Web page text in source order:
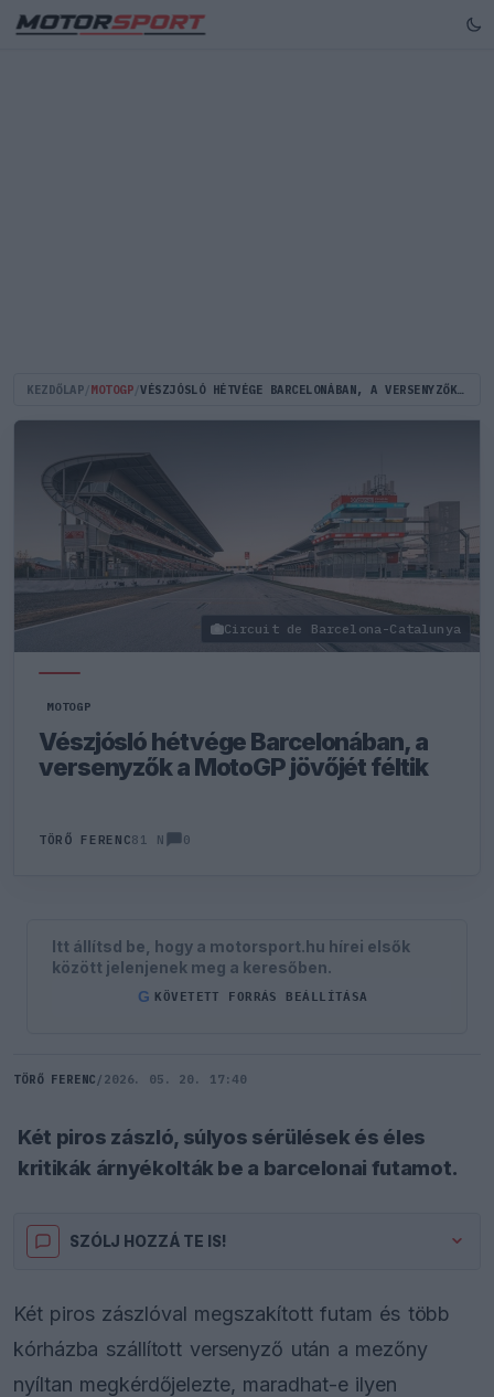
KEZDŐLAP MOTOGP / VÉSZJÓSLÓ HÉTVÉGE BARCELONÁBAN, A VERSENYZŐK A MOTOGP JÖVŐJÉT FÉLTIK
Circuit de Barcelona-Catalunya
MOTOGP
Vészjósló hétvége Barcelonában, a
versenyzők a MotoGP jövőjét féltik
TÖRŐ FERENC81 N 0
Itt állítsd be, hogy a motorsport.hu hírei elsők
között jelenjenek meg a keresőben.
G KÖVETETT FORRÁS BEÁLLÍTÁSA
TÖRŐ FERENC / 2026. 05. 20. 17:40
Két piros zászló, súlyos sérülések és éles
kritikák árnyékolták be a barcelonai futamot.
SZÓLJ HOZZÁ TE IS!
Két piros zászlóval megszakított futam és több
kórházba szállított versenyző után a mezőny
nyíltan megkérdőjelezte, maradhat-e ilyen